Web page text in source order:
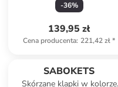
-36%
139,95 zł
Cena producenta: 221,42 zł*
SABOKETS
Skórzane klapki w kolorze